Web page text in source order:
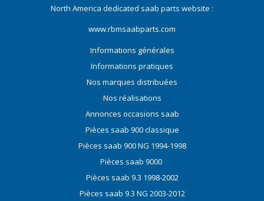
North America dedicated saab parts website :
www.rbmsaabparts.com
Informations générales
Informations pratiques
Nos marques distribuées
Nos réalisations
Annonces occasions saab
Pièces saab 900 classique
Pièces saab 900 NG 1994-1998
Pièces saab 9000
Pièces saab 9.3 1998-2002
Pièces saab 9.3 NG 2003-2012